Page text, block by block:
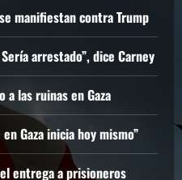
manifiestan contra Trump
arrestado”, dice Carney
las ruinas en Gaza
Gaza inicia hoy mismo”
entrega a prisioneros